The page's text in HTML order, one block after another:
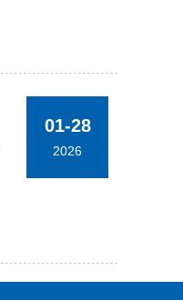
01-28
2026